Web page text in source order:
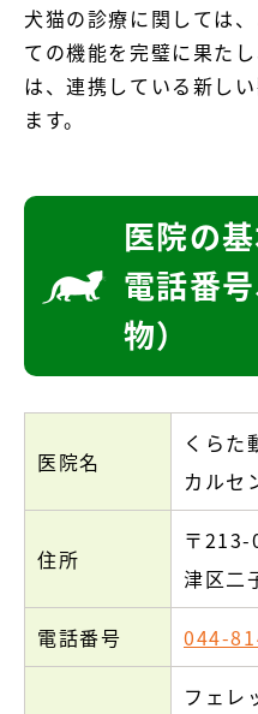
犬猫の診療に関しては
ての機能を完璧に果た
は、連携している新し
ます。
医院の
電話番
物）
医院名
くらた
カルセ
住所
〒
津区二
電話番号 044-
フェレ